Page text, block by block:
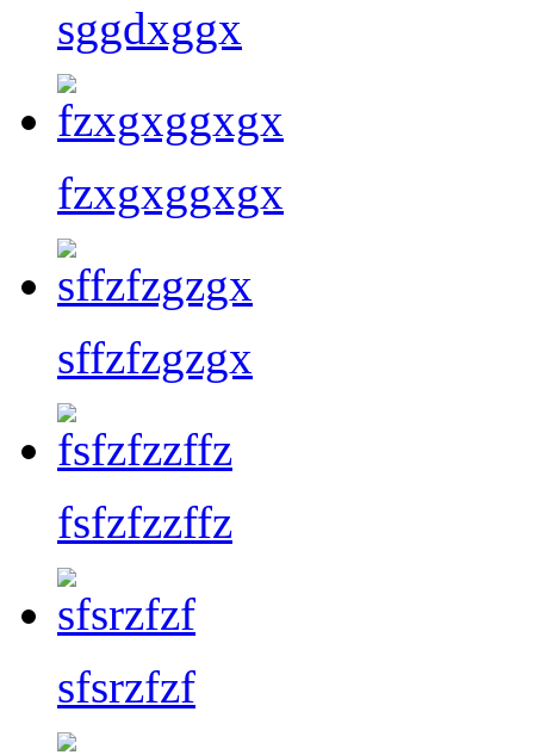
sggdxggx
fzxgxggxgx
sffzfzgzgx
fsfzfzzffz
sfsrzfzf